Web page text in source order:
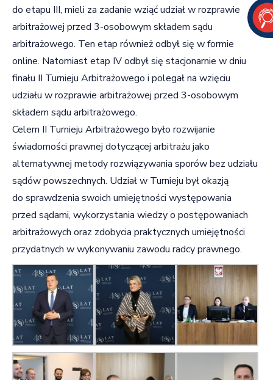
do etapu III, mieli za zadanie wziąć udział w rozprawie
arbitrażowej przed 3-osobowym składem sądu
arbitrażowego. Ten etap również odbył się w formie
online. Natomiast etap IV odbył się stacjonarnie w dniu
finału II Turnieju Arbitrażowego i polegał na wzięciu
udziału w rozprawie arbitrażowej przed 3-osobowym
składem sądu arbitrażowego.
Celem II Turnieju Arbitrażowego było rozwijanie
świadomości prawnej dotyczącej arbitrażu jako
alternatywnej metody rozwiązywania sporów bez udziału
sądów powszechnych. Udział w Turnieju był okazją
do sprawdzenia swoich umiejętności występowania
przed sądami, wykorzystania wiedzy o postępowaniach
arbitrażowych oraz zdobycia praktycznych umiejętności
przydatnych w wykonywaniu zawodu radcy prawnego.